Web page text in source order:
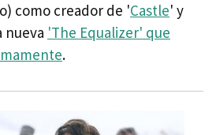
como creador de 'Castle' y
nueva 'The Equalizer' que
.